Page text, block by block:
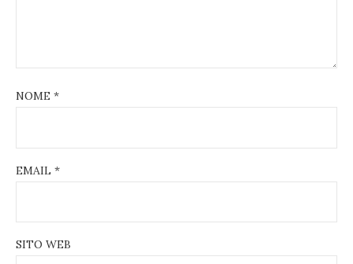
NOME *
EMAIL *
SITO WEB